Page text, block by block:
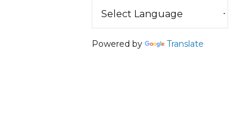
Powered by Translate